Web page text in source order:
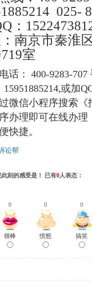
：
南京市秦淮
室
话： 400-9283-707
或加
微信小程序搜索
办理即可在线办理
快捷。
讼帮
此刻的感受是！ 已有0人表态：
0 0 0
很棒 愤怒 搞笑